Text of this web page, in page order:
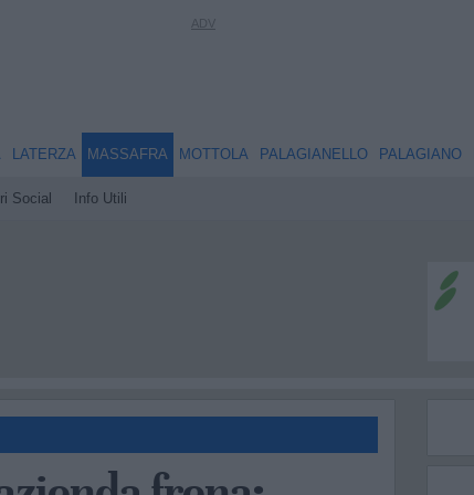
LATERZA MASSAFRA
Social Info Utili
MOTTOLA PALAGIANELLO PALAGIANO